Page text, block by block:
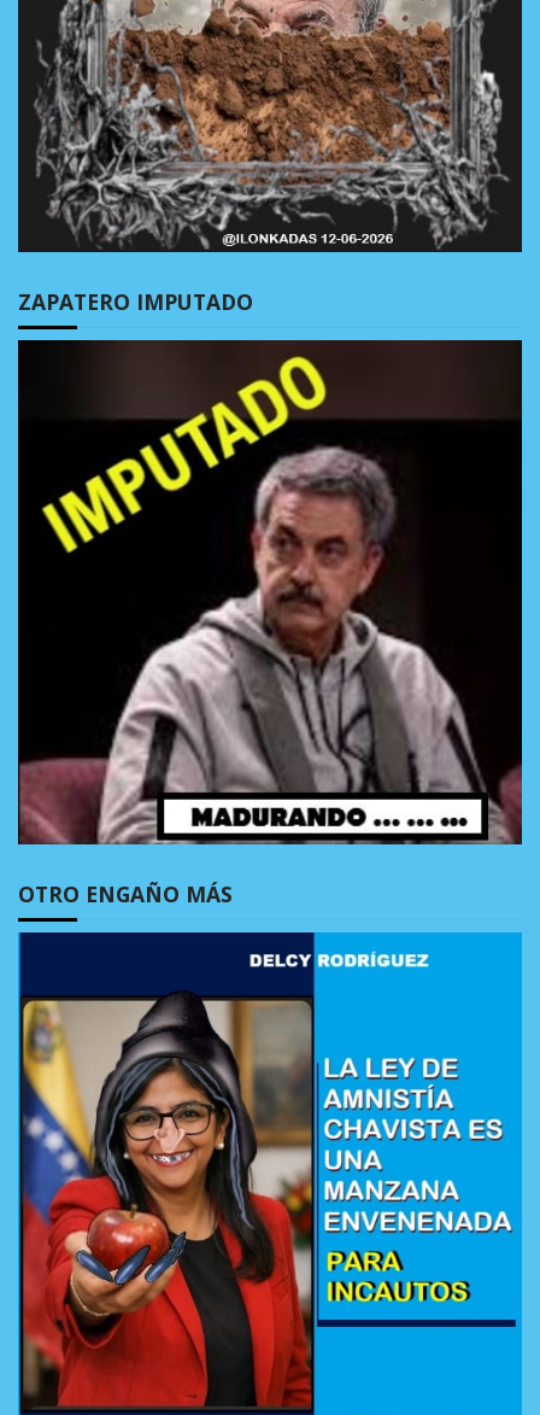
ZAPATERO IMPUTADO
OTRO ENGAÑO MÁS